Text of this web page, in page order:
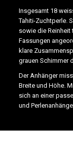
Insgesamt 18
Tahiti-Zuchtperle.
sowie die
Fassungen
klare
grauen Schimmer
Der Anhänger
Breite und Höhe.
sich an einer
und